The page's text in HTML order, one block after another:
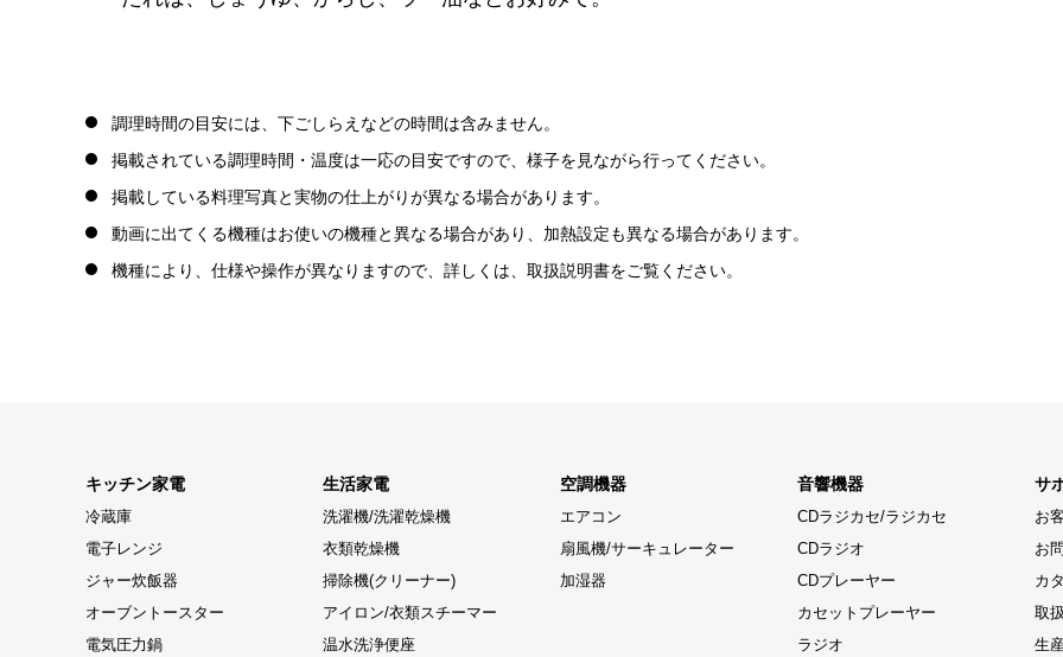
調理時間の目安には、下ごしらえなどの時間は含みません。
掲載されている調理時間・温度は一応の目安ですので、様子を見ながら行ってください。
掲載している料理写真と実物の仕上がりが異なる場合があります。
動画に出てくる機種はお使いの機種と異なる場合があり、加熱設定も異なる場合があります。
機種により、仕様や操作が異なりますので、詳しくは、取扱説明書をご覧ください。
キッチン家電
冷蔵庫
電子レンジ
ジャー炊飯器
オーブントースター
電気圧力鍋
生活家電
洗濯機/洗濯乾燥機
衣類乾燥機
掃除機(クリーナー)
アイロン/衣類スチーマー
温水洗浄便座
空調機器
エアコン
扇風機/サーキュレーター
加湿器
音響機器
CDラジカセ/ラジカセ
CDラジオ
CDプレーヤー
カセットプレーヤー
ラジオ
サ
お
お
カ
取
生